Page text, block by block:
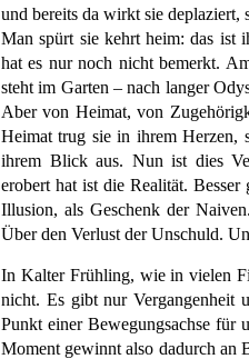
und bereits da wirkt sie
Man spürt sie kehrt heim: das ist
hat es nur noch nicht bemerkt.
steht im Garten – nach langer
Aber von Heimat, von
Heimat trug sie in ihrem Herzen,
ihrem Blick aus. Nun ist dies
erobert hat ist die Realität.
Illusion, als Geschenk der
Über den Verlust der Unschuld.
In Kalter Frühling, wie in vielen
nicht. Es gibt nur Vergangenheit
Punkt einer Bewegungsachse für
Moment gewinnt also dadurch an